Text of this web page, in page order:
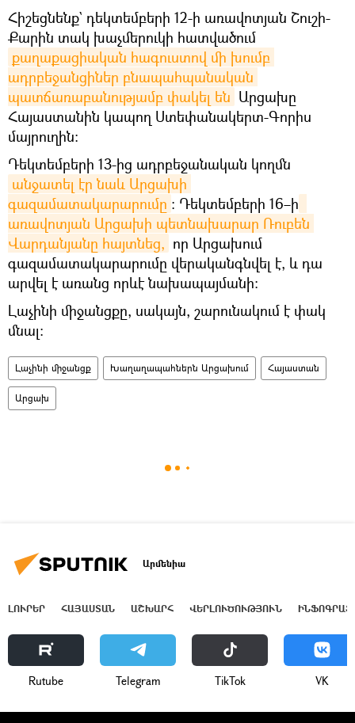
Հիշեցնենք` դեկտեմբերի 12-ի առավոտյան Շուշի-
Քարին տակ խաչմերուկի հատվածում
քաղաքացիական հագուստով մի խումբ
ադրբեջանցիներ բնապահպանական
պատճառաբանությամբ փակել են Արցախը
Հայաստանին կապող Ստեփանակերտ-Գորիս
մայրուղին։
Դեկտեմբերի 13-ից ադրբեջանական կողմն
անջատել էր նաև Արցախի
գազամատակարարումը ։ Դեկտեմբերի 16–ի
առավոտյան Արցախի պետնախարար Ռուբեն
Վարդանյանը հայտնեց, որ Արցախում
գազամատակարարումը վերականգնվել է, և դա
արվել է առանց որևէ նախապայմանի։
Լաչինի միջանցքը, սակայն, շարունակում է փակ
մնալ։
Լաչինի միջանցք Խաղաղապահներն Արցախում Հայաստան
Արցախ
Արմենիա
ԼՈՒՐԵՐ ՀԱՅԱՍՏԱՆ ԱՇԽԱՐՀ ՎԵՐԼՈՒԾՈՒԹՅՈՒՆ
Rutube Telegram ТikТоk VK